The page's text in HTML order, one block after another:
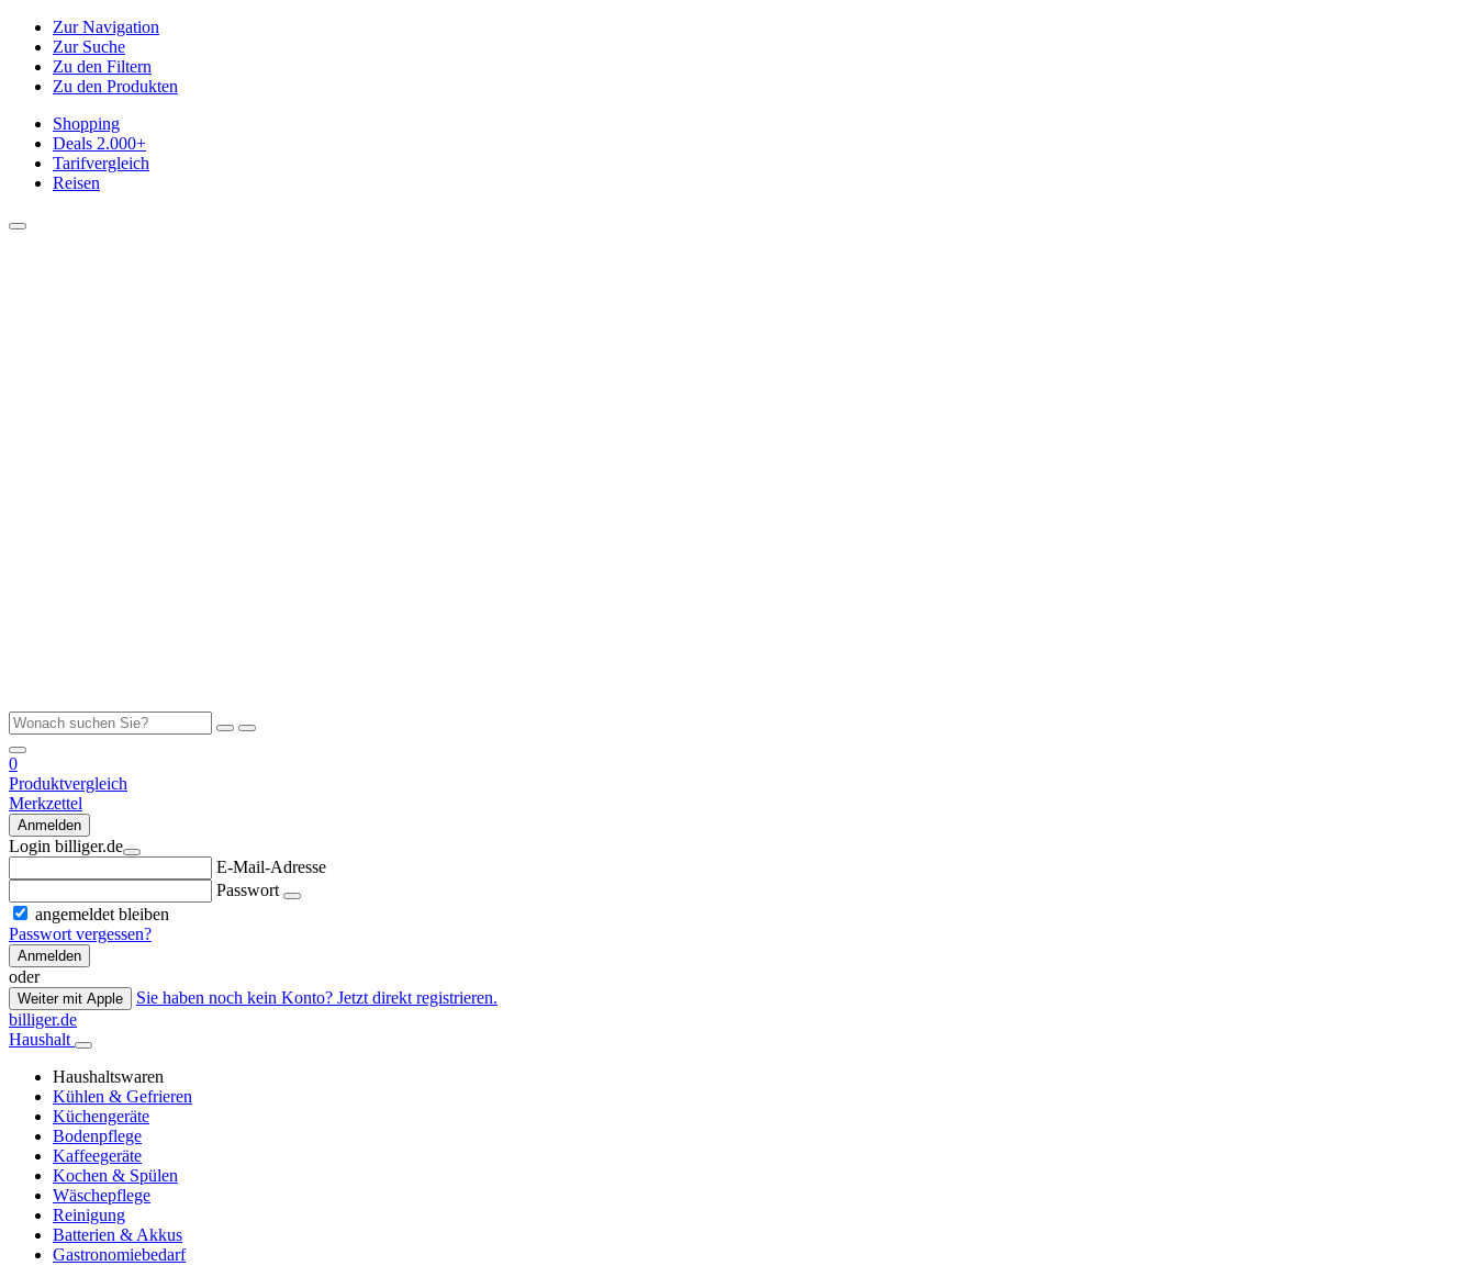
Zur Navigation
Zur Suche
Zu den Filtern
Zu den Produkten
Shopping
Deals 2.000+
Tarifvergleich
Reisen
0
Produktvergleich
Merkzettel
Anmelden
Login billiger.de
E-Mail-Adresse
Passwort
angemeldet bleiben
Passwort vergessen?
Anmelden
oder
Weiter mit Apple
Sie haben noch kein Konto? Jetzt direkt registrieren.
billiger.de
Haushalt
Haushaltswaren
Kühlen & Gefrieren
Küchengeräte
Bodenpflege
Kaffeegeräte
Kochen & Spülen
Wäschepflege
Reinigung
Batterien & Akkus
Gastronomiebedarf